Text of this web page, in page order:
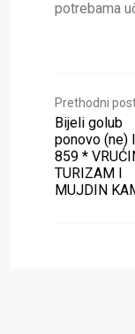
potrebama
Prethodni
Bijeli golub
ponovo (ne)
859 *
TURIZAM I
MUJDIN